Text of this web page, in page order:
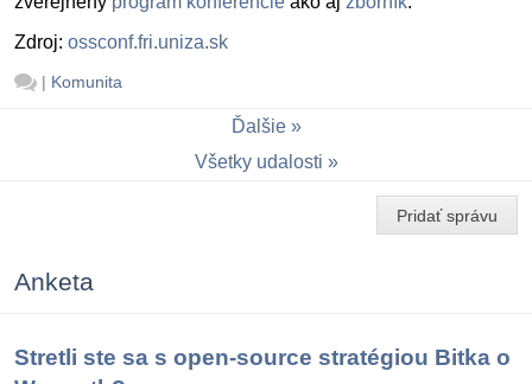
Zdroj: ossconf.fri.uniza.sk
| Komunita
Ďalšie
Všetky udalosti
Pridať správu
Anketa
Stretli ste sa s open-source stratégiou Bitka o